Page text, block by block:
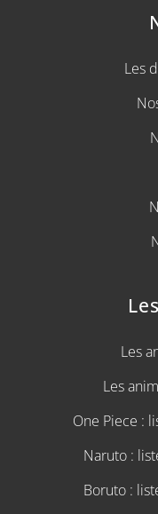
Les
Les
Les
One Piece :
Naruto :
Boruto :